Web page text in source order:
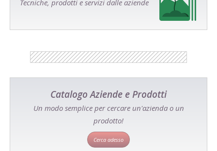
Tecniche, prodotti e servizi dalle aziende
Catalogo Aziende e Prodotti
Un modo semplice per cercare un'azienda o un
prodotto!
Cerca adesso